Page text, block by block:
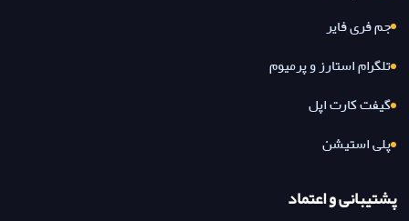
جم فری فایر
تلگرام استارز و پرمیوم
گیفت کارت اپل
پلی استیشن
پشتیبانی و اعتماد